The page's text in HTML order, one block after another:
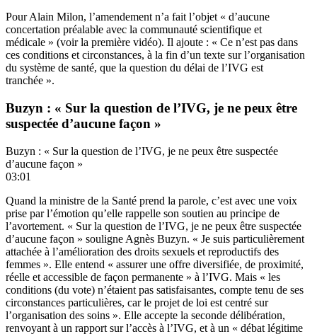
Pour Alain Milon, l’amendement n’a fait l’objet « d’aucune
concertation préalable avec la communauté scientifique et
médicale » (voir la première vidéo). Il ajoute : « Ce n’est pas dans
ces conditions et circonstances, à la fin d’un texte sur l’organisation
du système de santé, que la question du délai de l’IVG est
tranchée ».
Buzyn : « Sur la question de l’IVG, je ne peux être
suspectée d’aucune façon »
Buzyn : « Sur la question de l’IVG, je ne peux être suspectée
d’aucune façon »
03:01
Quand la ministre de la Santé prend la parole, c’est avec une voix
prise par l’émotion qu’elle rappelle son soutien au principe de
l’avortement. « Sur la question de l’IVG, je ne peux être suspectée
d’aucune façon » souligne Agnès Buzyn. « Je suis particulièrement
attachée à l’amélioration des droits sexuels et reproductifs des
femmes ». Elle entend « assurer une offre diversifiée, de proximité,
réelle et accessible de façon permanente » à l’IVG. Mais « les
conditions (du vote) n’étaient pas satisfaisantes, compte tenu de ses
circonstances particulières, car le projet de loi est centré sur
l’organisation des soins ». Elle accepte la seconde délibération,
renvoyant à un rapport sur l’accès à l’IVG, et à un « débat légitime